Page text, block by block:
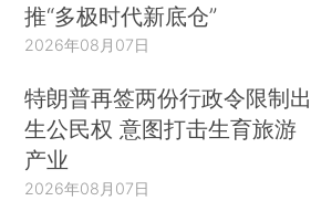
推“多极时代新底仓”
2026年08月07日
特朗普再签两份行政令限制出
生公民权 意图打击生育旅游
产业
2026年08月07日